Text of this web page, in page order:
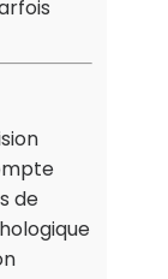
de